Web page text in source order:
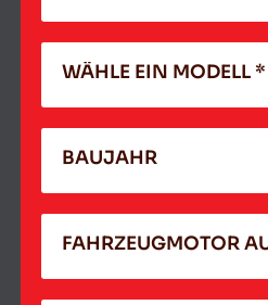
WÄHLE EIN MODELL *
BAUJAHR
FAHRZEUGMOTOR